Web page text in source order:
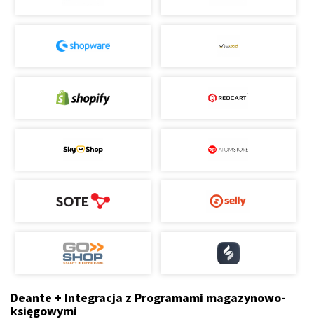
Deante + Integracja z Programami magazynowo-
księgowymi